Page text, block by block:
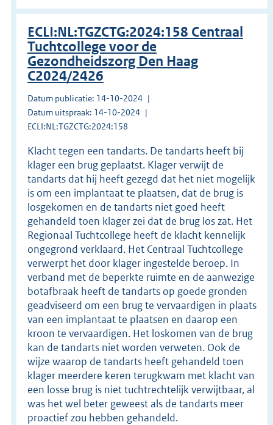
ECLI:NL:TGZCTG:2024:158 Centraal
Tuchtcollege voor de
Gezondheidszorg Den Haag
C2024/2426
Datum publicatie: 14-10-2024
Datum uitspraak: 14-10-2024
ECLI:NL:TGZCTG:2024:158
Klacht tegen een tandarts. De tandarts heeft bij
klager een brug geplaatst. Klager verwijt de
tandarts dat hij heeft gezegd dat het niet mogelijk
is om een implantaat te plaatsen, dat de brug is
losgekomen en de tandarts niet goed heeft
gehandeld toen klager zei dat de brug los zat. Het
Regionaal Tuchtcollege heeft de klacht kennelijk
ongegrond verklaard. Het Centraal Tuchtcollege
verwerpt het door klager ingestelde beroep. In
verband met de beperkte ruimte en de aanwezige
botafbraak heeft de tandarts op goede gronden
geadviseerd om een brug te vervaardigen in plaats
van een implantaat te plaatsen en daarop een
kroon te vervaardigen. Het loskomen van de brug
kan de tandarts niet worden verweten. Ook de
wijze waarop de tandarts heeft gehandeld toen
klager meerdere keren terugkwam met klacht van
een losse brug is niet tuchtrechtelijk verwijtbaar, al
was het wel beter geweest als de tandarts meer
proactief zou hebben gehandeld.